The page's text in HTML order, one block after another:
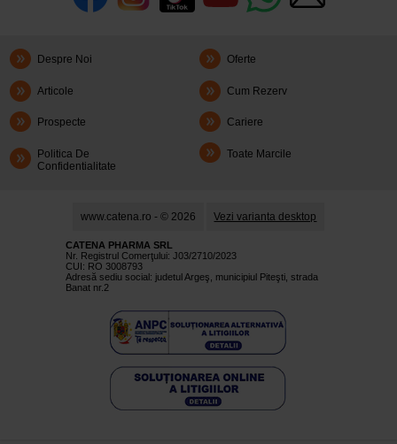
Despre Noi Oferte
Articole Cum Rezerv
Prospecte Cariere
Politica De
Confidentialitate
Toate Marcile
www.catena.ro - © 2026 Vezi varianta desktop
CATENA PHARMA SRL
Nr. Registrul Comerţului: J03/2710/2023
CUI: RO 3008793
Adresă sediu social: judetul Argeş, municipiul Piteşti, strada
Banat nr.2